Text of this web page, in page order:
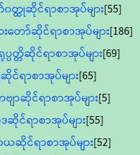
တ္ထုဆိုင်ရာစာအုပ်များ[55]
တော်ဆိုင်ရာစာအုပ်များ[186]
ပတ္တိဆိုင်ရာစာအုပ်များ[69]
င်ရာစာအုပ်များ[65]
ဗျာဆိုင်ရာစာအုပ်များ[5]
ဒဆိုင်ရာစာအုပ်များ[55]
င်ရာစာအုပ်များ[52]